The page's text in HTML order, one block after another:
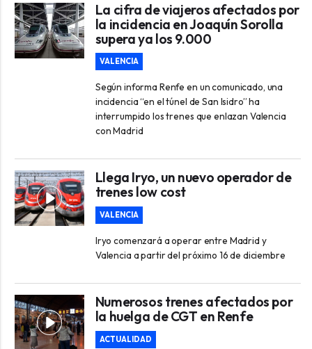
La cifra de viajeros afectados por
la incidencia en Joaquín Sorolla
supera ya los 9.000
VALENCIA
Según informa Renfe en un comunicado, una
incidencia “en el túnel de San Isidro” ha
interrumpido los trenes que enlazan Valencia
con Madrid
Llega Iryo, un nuevo operador de
trenes low cost
VALENCIA
Iryo comenzará a operar entre Madrid y
Valencia a partir del próximo 16 de diciembre
Numerosos trenes afectados por
la huelga de CGT en Renfe
ACTUALIDAD